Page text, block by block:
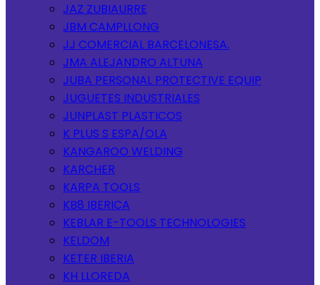
JAZ ZUBIAURRE
JBM CAMPLLONG
JJ COMERCIAL BARCELONESA.
JMA ALEJANDRO ALTUNA
JUBA PERSONAL PROTECTIVE EQUIP
JUGUETES INDUSTRIALES
JUNPLAST PLASTICOS
K PLUS S ESPA/OLA
KANGAROO WELDING
KARCHER
KARPA TOOLS
KB8 IBERICA
KEBLAR E-TOOLS TECHNOLOGIES
KELDOM
KETER IBERIA
KH LLOREDA